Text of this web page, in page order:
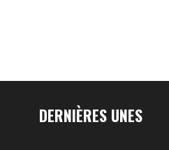
DERNIÈRES UNES